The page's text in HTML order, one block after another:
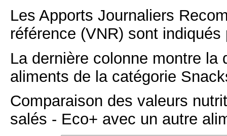
Les Apports Journaliers
référence (VNR) sont
La dernière colonne montre
aliments de la catégorie
Comparaison des valeurs
salés - Eco+ avec un autre